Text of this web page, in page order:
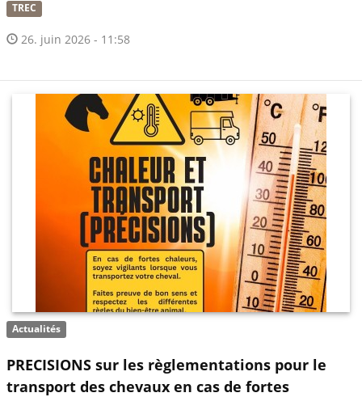
TREC
26. juin 2026 - 11:58
Actualités
PRECISIONS sur les règlementations pour le
transport des chevaux en cas de fortes